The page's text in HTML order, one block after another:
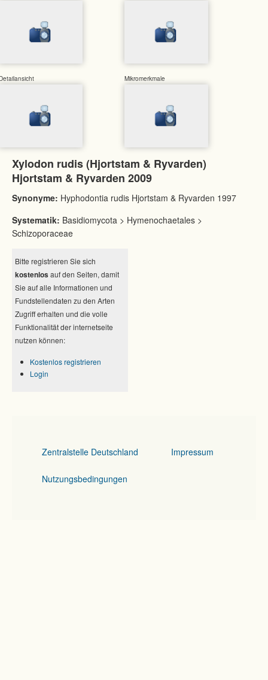
Mikromerkmale
Xylodon rudis (Hjortstam & Ryvarden)
Hjortstam & Ryvarden 2009
Synonyme: Hyphodontia rudis Hjortstam & Ryvarden 1997
Systematik: Basidiomycota > Hymenochaetales >
Schizoporaceae
Bitte registrieren Sie sich
kostenlos auf den Seiten, damit
Sie auf alle Informationen und
Fundstellendaten zu den Arten
Zugriff erhalten und die volle
Funktionalität der internetseite
nutzen können:
Kostenlos registrieren
Login
Zentralstelle Deutschland Impressum
Nutzungsbedingungen